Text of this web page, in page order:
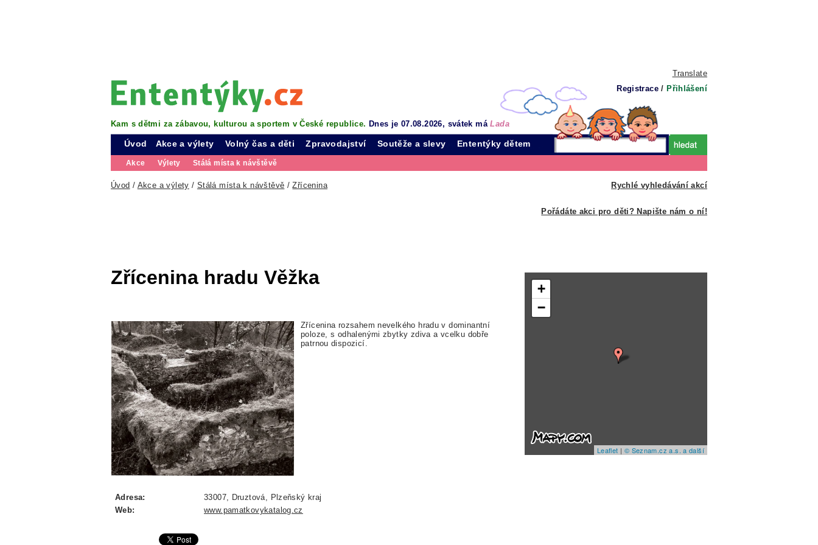
Translate
Registrace / Přihlášení
Kam s dětmi za zábavou, kulturou a sportem v České republice. Dnes je 07.08.2026, svátek máLada
Úvod Akce a výlety
Akce Výlety Stálá místa k návštěvě
Volný čas a děti Zpravodajství Soutěže a slevy Ententýky dětem
Rychlé vyhledávání akcí
Úvod / Akce a výlety / Stálá místa k návštěvě /Zřícenina
Pořádáte akci pro děti? Napište nám o ní!
Zřícenina hradu Věžka
Zřícenina rozsahem nevelkého hradu v dominantní
poloze, s odhalenými zbytky zdiva a vcelku dobře
patrnou dispozicí.
Adresa:
33007, Druztová, Plzeňský kraj
Web:
www.pamatkovykatalog.cz
+
−
Leaflet | © Seznam.cz a.s. a další